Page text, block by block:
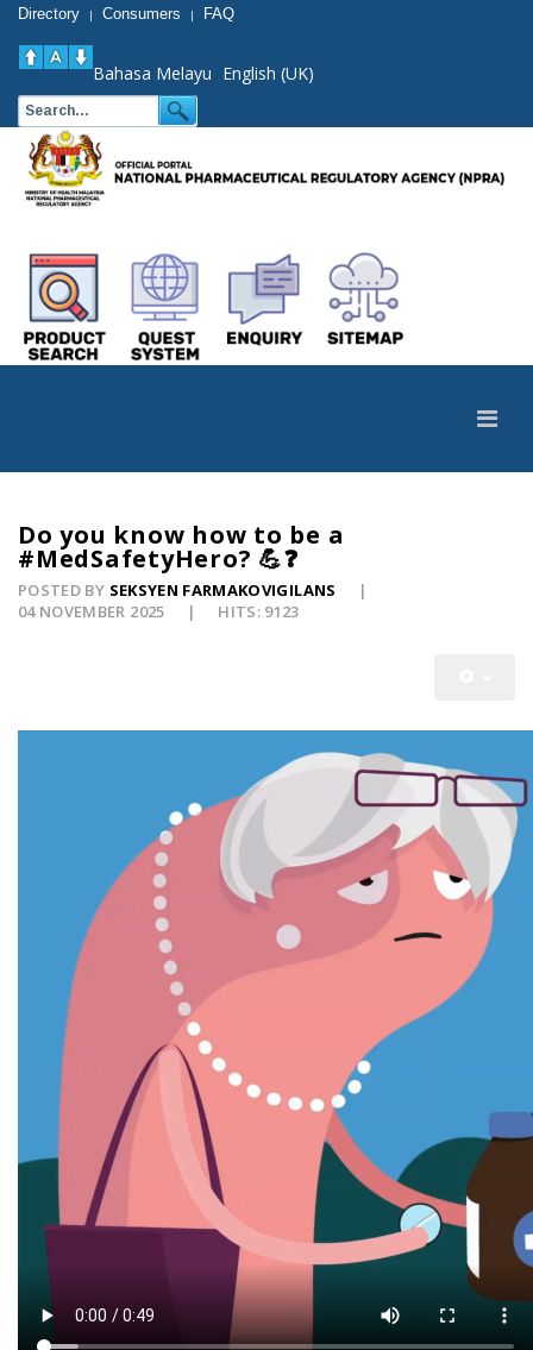
Directory | Consumers | FAQ
Bahasa Melayu English (UK)
Do you know how to be a
#MedSafetyHero? 💪❓
POSTED BY SEKSYEN FARMAKOVIGILANS
04 NOVEMBER 2025
HITS: 9123